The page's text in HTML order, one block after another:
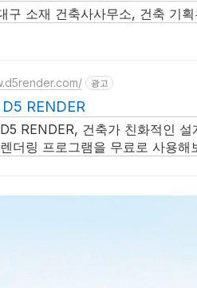
구 소재 건축사사무소, 건축 기
광고
RENDER
RENDER, 건축가 친화적인
더링 프로그램을 무료로 사용해